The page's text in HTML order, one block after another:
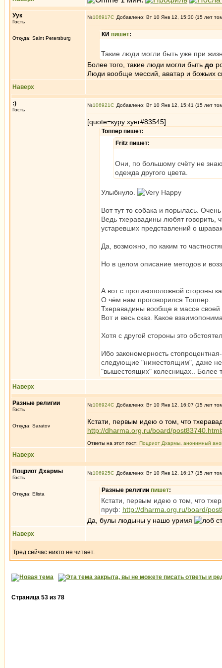
Уук
Гость
Откуда: Saint Petersburg
№106917 Добавлено: Вт 10 Янв 12, 15:30 (15 лет
КИ пишет:
Такие люди могли быть уже при
Более того, такие люди могли быть до
Люди вообще мессий, аватар и божьих
Наверх
:)
Гость
№106921 Добавлено: Вт 10 Янв 12, 15:41 (15 лет
[quote=куру хунг#83545]
Топпер пишет:
Fritz пишет:
Они, по большому счёту не
одежда другого цвета.
Улыбнуло.
Вот тут то собака и порылась.
Ведь тхеравадины любят говорить,
устаревших представлений о
Да, возможно, по каким то
Но в целом описание методов и
А вот с противоположной стороны
О чём нам проговорился Топпер.
Тхеравадины вообще в массе своей
Вот и весь сказ. Какое
Хотя с другой стороны это
Ибо закономерность
следующие "нижестоящим", даже не
"вышестоящих" колесницах.. Более
Наверх
Разные религии
Гость
Откуда: Saratov
№106924 Добавлено: Вт 10 Янв 12, 16:07 (15 лет
Кстати, первым идею о том, что
http://dharma.org.ru/board/
Ответы на этот пост: Поцриот Дхармы анонимный
Наверх
Поцриот Дхармы
Гость
Откуда: Elista
№106925 Добавлено: Вт 10 Янв 12, 16:17 (15 лет
Разные религии пишет:
Кстати, первым идею о том, что
пруф: http://dharma.org.ru/board/
Да, булы людыны у нашо уримя
Наверх
Тред сейчас никто не читает.
Страница 53 из 78